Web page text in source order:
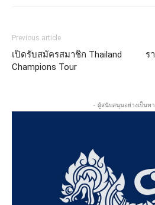
Previous article
เปิดรับสมัครสมาชิก Thailand
Champions Tour
ร
- ผู้สนับสนุนอย่างเป็นท